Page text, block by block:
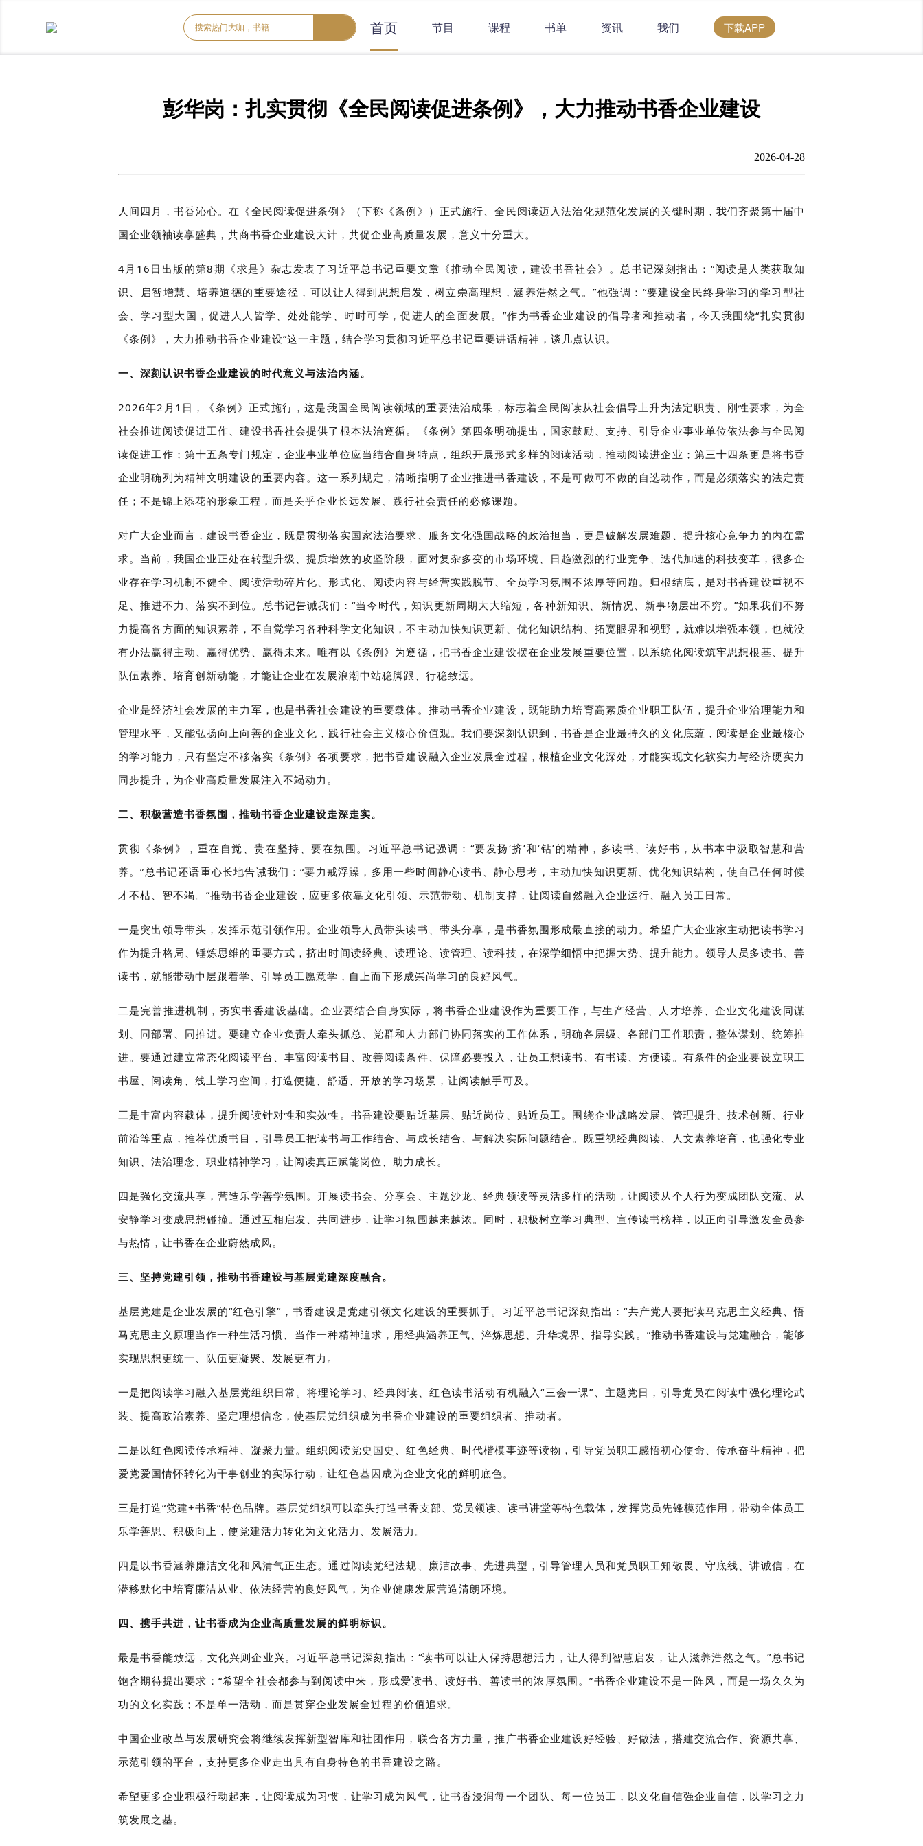
首页 节目 课程 书单 资讯 我们 下载APP
彭华岗：扎实贯彻《全民阅读促进条例》，大力推动书香企业建设
2026-04-28
人间四月，书香沁心。在《全民阅读促进条例》（下称《条例》）正式施行、全民阅读迈入法治化规范化发展的关键时期，我们齐聚第十届中
国企业领袖读享盛典，共商书香企业建设大计，共促企业高质量发展，意义十分重大。
4月16日出版的第8期《求是》杂志发表了习近平总书记重要文章《推动全民阅读，建设书香社会》。总书记深刻指出：“阅读是人类获取知
识、启智增慧、培养道德的重要途径，可以让人得到思想启发，树立崇高理想，涵养浩然之气。”他强调：“要建设全民终身学习的学习型社
会、学习型大国，促进人人皆学、处处能学、时时可学，促进人的全面发展。”作为书香企业建设的倡导者和推动者，今天我围绕“扎实贯彻
《条例》，大力推动书香企业建设”这一主题，结合学习贯彻习近平总书记重要讲话精神，谈几点认识。
一、深刻认识书香企业建设的时代意义与法治内涵。
2026年2月1日，《条例》正式施行，这是我国全民阅读领域的重要法治成果，标志着全民阅读从社会倡导上升为法定职责、刚性要求，为全
社会推进阅读促进工作、建设书香社会提供了根本法治遵循。《条例》第四条明确提出，国家鼓励、支持、引导企业事业单位依法参与全民阅
读促进工作；第十五条专门规定，企业事业单位应当结合自身特点，组织开展形式多样的阅读活动，推动阅读进企业；第三十四条更是将书香
企业明确列为精神文明建设的重要内容。这一系列规定，清晰指明了企业推进书香建设，不是可做可不做的自选动作，而是必须落实的法定责
任；不是锦上添花的形象工程，而是关乎企业长远发展、践行社会责任的必修课题。
对广大企业而言，建设书香企业，既是贯彻落实国家法治要求、服务文化强国战略的政治担当，更是破解发展难题、提升核心竞争力的内在需
求。当前，我国企业正处在转型升级、提质增效的攻坚阶段，面对复杂多变的市场环境、日趋激烈的行业竞争、迭代加速的科技变革，很多企
业存在学习机制不健全、阅读活动碎片化、形式化、阅读内容与经营实践脱节、全员学习氛围不浓厚等问题。归根结底，是对书香建设重视不
足、推进不力、落实不到位。总书记告诫我们：“当今时代，知识更新周期大大缩短，各种新知识、新情况、新事物层出不穷。”如果我们不努
力提高各方面的知识素养，不自觉学习各种科学文化知识，不主动加快知识更新、优化知识结构、拓宽眼界和视野，就难以增强本领，也就没
有办法赢得主动、赢得优势、赢得未来。唯有以《条例》为遵循，把书香企业建设摆在企业发展重要位置，以系统化阅读筑牢思想根基、提升
队伍素养、培育创新动能，才能让企业在发展浪潮中站稳脚跟、行稳致远。
企业是经济社会发展的主力军，也是书香社会建设的重要载体。推动书香企业建设，既能助力培育高素质企业职工队伍，提升企业治理能力和
管理水平，又能弘扬向上向善的企业文化，践行社会主义核心价值观。我们要深刻认识到，书香是企业最持久的文化底蕴，阅读是企业最核心
的学习能力，只有坚定不移落实《条例》各项要求，把书香建设融入企业发展全过程，根植企业文化深处，才能实现文化软实力与经济硬实力
同步提升，为企业高质量发展注入不竭动力。
二、积极营造书香氛围，推动书香企业建设走深走实。
贯彻《条例》，重在自觉、贵在坚持、要在氛围。习近平总书记强调：“要发扬‘挤’和‘钻’的精神，多读书、读好书，从书本中汲取智慧和营
养。”总书记还语重心长地告诫我们：“要力戒浮躁，多用一些时间静心读书、静心思考，主动加快知识更新、优化知识结构，使自己任何时候
才不枯、智不竭。”推动书香企业建设，应更多依靠文化引领、示范带动、机制支撑，让阅读自然融入企业运行、融入员工日常。
一是突出领导带头，发挥示范引领作用。企业领导人员带头读书、带头分享，是书香氛围形成最直接的动力。希望广大企业家主动把读书学习
作为提升格局、锤炼思维的重要方式，挤出时间读经典、读理论、读管理、读科技，在深学细悟中把握大势、提升能力。领导人员多读书、善
读书，就能带动中层跟着学、引导员工愿意学，自上而下形成崇尚学习的良好风气。
二是完善推进机制，夯实书香建设基础。企业要结合自身实际，将书香企业建设作为重要工作，与生产经营、人才培养、企业文化建设同谋
划、同部署、同推进。要建立企业负责人牵头抓总、党群和人力部门协同落实的工作体系，明确各层级、各部门工作职责，整体谋划、统筹推
进。要通过建立常态化阅读平台、丰富阅读书目、改善阅读条件、保障必要投入，让员工想读书、有书读、方便读。有条件的企业要设立职工
书屋、阅读角、线上学习空间，打造便捷、舒适、开放的学习场景，让阅读触手可及。
三是丰富内容载体，提升阅读针对性和实效性。书香建设要贴近基层、贴近岗位、贴近员工。围绕企业战略发展、管理提升、技术创新、行业
前沿等重点，推荐优质书目，引导员工把读书与工作结合、与成长结合、与解决实际问题结合。既重视经典阅读、人文素养培育，也强化专业
知识、法治理念、职业精神学习，让阅读真正赋能岗位、助力成长。
四是强化交流共享，营造乐学善学氛围。开展读书会、分享会、主题沙龙、经典领读等灵活多样的活动，让阅读从个人行为变成团队交流、从
安静学习变成思想碰撞。通过互相启发、共同进步，让学习氛围越来越浓。同时，积极树立学习典型、宣传读书榜样，以正向引导激发全员参
与热情，让书香在企业蔚然成风。
三、坚持党建引领，推动书香建设与基层党建深度融合。
基层党建是企业发展的“红色引擎”，书香建设是党建引领文化建设的重要抓手。习近平总书记深刻指出：“共产党人要把读马克思主义经典、悟
马克思主义原理当作一种生活习惯、当作一种精神追求，用经典涵养正气、淬炼思想、升华境界、指导实践。”推动书香建设与党建融合，能够
实现思想更统一、队伍更凝聚、发展更有力。
一是把阅读学习融入基层党组织日常。将理论学习、经典阅读、红色读书活动有机融入“三会一课”、主题党日，引导党员在阅读中强化理论武
装、提高政治素养、坚定理想信念，使基层党组织成为书香企业建设的重要组织者、推动者。
二是以红色阅读传承精神、凝聚力量。组织阅读党史国史、红色经典、时代楷模事迹等读物，引导党员职工感悟初心使命、传承奋斗精神，把
爱党爱国情怀转化为干事创业的实际行动，让红色基因成为企业文化的鲜明底色。
三是打造“党建+书香”特色品牌。基层党组织可以牵头打造书香支部、党员领读、读书讲堂等特色载体，发挥党员先锋模范作用，带动全体员工
乐学善思、积极向上，使党建活力转化为文化活力、发展活力。
四是以书香涵养廉洁文化和风清气正生态。通过阅读党纪法规、廉洁故事、先进典型，引导管理人员和党员职工知敬畏、守底线、讲诚信，在
潜移默化中培育廉洁从业、依法经营的良好风气，为企业健康发展营造清朗环境。
四、携手共进，让书香成为企业高质量发展的鲜明标识。
最是书香能致远，文化兴则企业兴。习近平总书记深刻指出：“读书可以让人保持思想活力，让人得到智慧启发，让人滋养浩然之气。”总书记
饱含期待提出要求：“希望全社会都参与到阅读中来，形成爱读书、读好书、善读书的浓厚氛围。”书香企业建设不是一阵风，而是一场久久为
功的文化实践；不是单一活动，而是贯穿企业发展全过程的价值追求。
中国企业改革与发展研究会将继续发挥新型智库和社团作用，联合各方力量，推广书香企业建设好经验、好做法，搭建交流合作、资源共享、
示范引领的平台，支持更多企业走出具有自身特色的书香建设之路。
希望更多企业积极行动起来，让阅读成为习惯，让学习成为风气，让书香浸润每一个团队、每一位员工，以文化自信强企业自信，以学习之力
筑发展之基。